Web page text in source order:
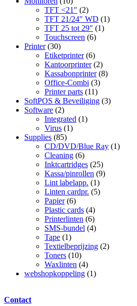
TFT <21" (2)
TFT 21/24" WD (1)
TFT 25 tot 29" (1)
Touchscreen (6)
Printer (30)
Etiketprinter (6)
Kantoorprinter (2)
Kassabonprinter (8)
Office-Combi (3)
Printer parts (11)
SoftPOS & Beveiliging (3)
Software (2)
Integrated (1)
Virus (1)
Supplies (85)
CD/DVD/Blue Ray (1)
Cleaning (6)
Inktcartridges (25)
Kassa/pinrollen (9)
Lint labelapp. (1)
Linten cardpr. (5)
Papier (6)
Plastic cards (4)
Printerlinten (6)
SMS-bundel (4)
Tape (1)
Textielbeprijzing (2)
Toners (10)
Waxlinten (4)
webshopkoppeling (1)
Contact